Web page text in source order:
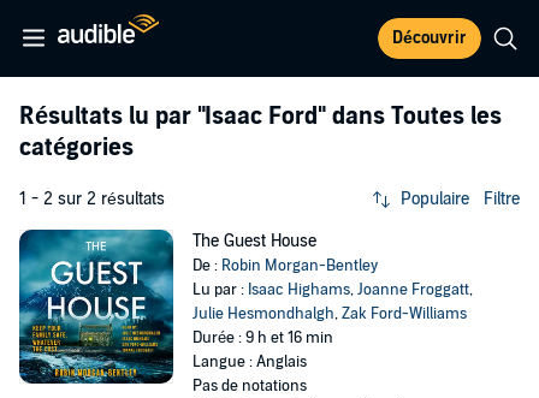
Découvrir
Résultats lu par "Isaac Ford" dans Toutes les
catégories
1 - 2 sur 2 résultats Populaire Filtre
The Guest House
De : Robin Morgan-Bentley
Lu par : Isaac Highams,Joanne Froggatt,
Julie Hesmondhalgh,Zak Ford-Williams
Durée : 9 h et 16 min
Langue : Anglais
Pas de notations